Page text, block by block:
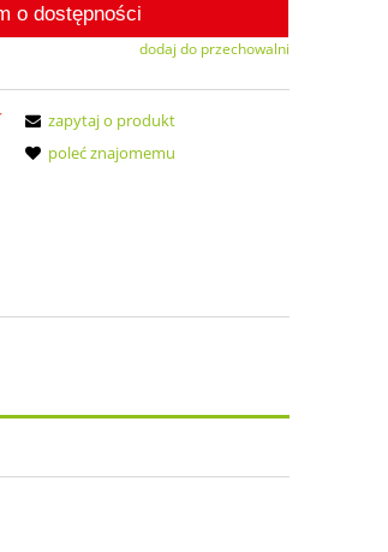
o dostępności
dodaj do przechowalni
zapytaj o produkt
poleć znajomemu